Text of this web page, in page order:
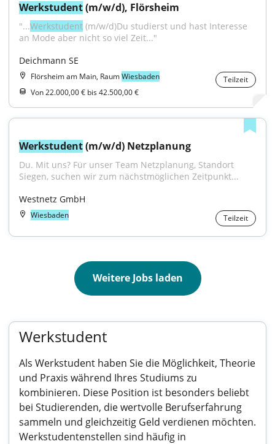
Werkstudent (m/w/d), Flörsheim
"...Werkstudent (m/w/d)Du studierst und hast Interesse
an Mode aber nicht so viel Zeit..."
Deichmann SE
Flörsheim am Main, RaumWiesbaden
Teilzeit
Von 22.000,00 € bis 42.500,00 €
Werkstudent (m/w/d) Netzplanung
Du. Mit uns? Für unser Team Netzplanung, Standort
Siegen, suchen wir zum nächstmöglichen Zeitpunkt...
Westnetz GmbH
Wiesbaden Teilzeit
Weitere Jobs laden
Werkstudent
Als Werkstudent haben Sie die Möglichkeit, Theorie
und Praxis während Ihres Studiums zu
kombinieren. Diese Position ist besonders beliebt
bei Studierenden, die wertvolle Berufserfahrung
sammeln und gleichzeitig Geld verdienen möchten.
Werkstudentenstellen sind häufig in